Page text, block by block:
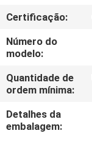
SOBRE
NÓS
EXCURSÃO
DA
FÁBRICA
Certificação:
Número do
modelo:
Quantidade de
ordem mínima:
Detalhes da
embalagem: